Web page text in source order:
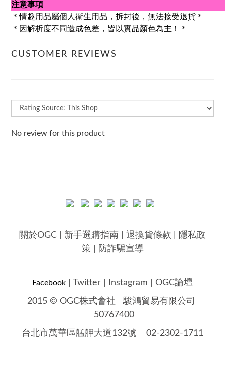
注意事項
＊情趣用品屬個人衛生用品，拆封後，無法接受退貨＊
＊因解析度不同造成色差，皆以實品顏色為主！＊
CUSTOMER REVIEWS
No review for this product
關於OGC 新手選購指南 退換貨條款
隱私政
策
防詐騙宣導
Facebook Twitter Instagram OGC論壇
2015 © OGC株式會社駿鴻貿易有限公司
50767400
台北市萬華區艋舺大道132號 02-2302-1711